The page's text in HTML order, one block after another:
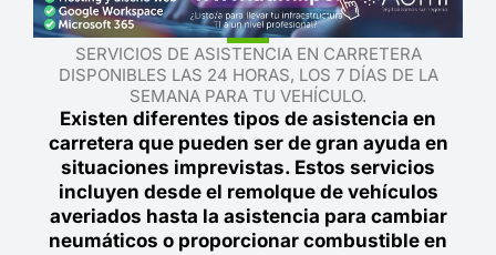
SERVICIOS DE ASISTENCIA EN CARRETERA
DISPONIBLES LAS 24 HORAS, LOS 7 DÍAS DE LA
SEMANA PARA TU VEHÍCULO.
Existen diferentes tipos de asistencia en
carretera que pueden ser de gran ayuda en
situaciones imprevistas. Estos servicios
incluyen desde el remolque de vehículos
averiados hasta la asistencia para cambiar
neumáticos o proporcionar combustible en